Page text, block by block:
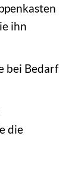
ihn
bei Bedarf
die